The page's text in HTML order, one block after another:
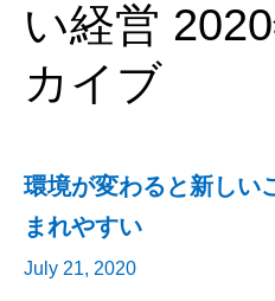
い経営
カイブ
環境が変わると新しい
まれやすい
July 21, 2020